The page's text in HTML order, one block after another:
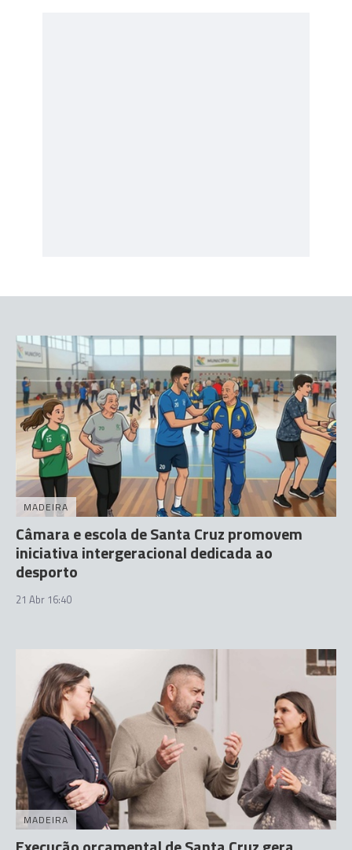
MADEIRA
Câmara e escola de Santa Cruz promovem
iniciativa intergeracional dedicada ao
desporto
21 Abr 16:40
MADEIRA